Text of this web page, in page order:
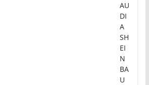
AU
DI
A
SH
EI
N
BA
U